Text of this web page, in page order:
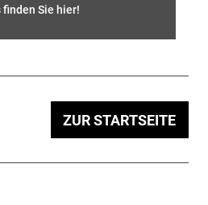
finden Sie hier!
ZUR STARTSEITE